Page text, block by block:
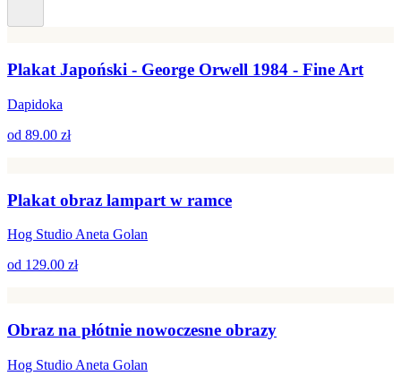
Plakat Japoński - George Orwell 1984 - Fine Art
Dapidoka
od 89.00 zł
Plakat obraz lampart w ramce
Hog Studio Aneta Golan
od 129.00 zł
Obraz na płótnie nowoczesne obrazy
Hog Studio Aneta Golan